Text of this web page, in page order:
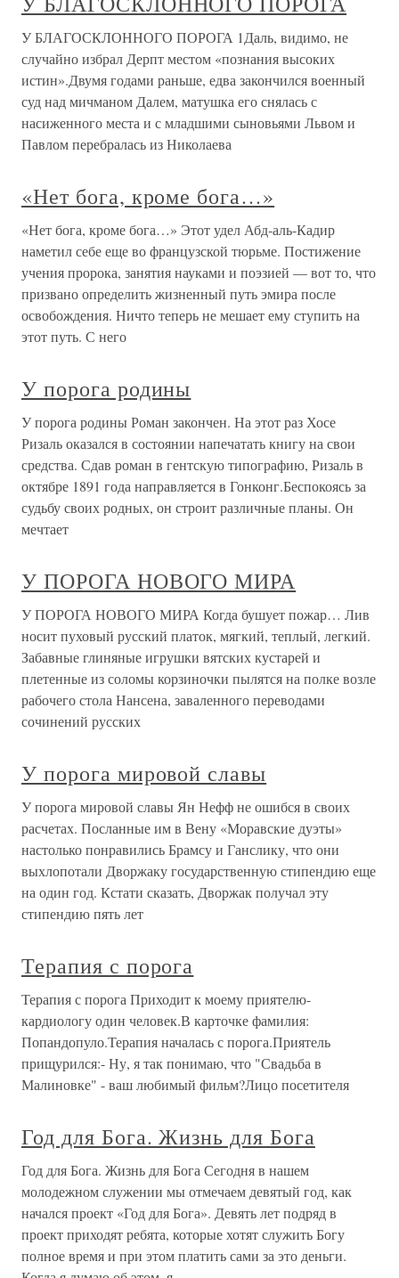
У БЛАГОСКЛОННОГО ПОРОГА 1Даль, видимо, не
случайно избрал Дерпт местом «познания высоких
истин».Двумя годами раньше, едва закончился военный
суд над мичманом Далем, матушка его снялась с
насиженного места и с младшими сыновьями Львом и
Павлом перебралась из Николаева
«Нет бога, кроме бога…»
«Нет бога, кроме бога…» Этот удел Абд-аль-Кадир
наметил себе еще во французской тюрьме. Постижение
учения пророка, занятия науками и поэзией — вот то, что
призвано определить жизненный путь эмира после
освобождения. Ничто теперь не мешает ему ступить на
этот путь. С него
У порога родины
У порога родины Роман закончен. На этот раз Хосе
Ризаль оказался в состоянии напечатать книгу на свои
средства. Сдав роман в гентскую типографию, Ризаль в
октябре 1891 года направляется в Гонконг.Беспокоясь за
судьбу своих родных, он строит различные планы. Он
мечтает
У ПОРОГА НОВОГО МИРА
У ПОРОГА НОВОГО МИРА Когда бушует пожар… Лив
носит пуховый русский платок, мягкий, теплый, легкий.
Забавные глиняные игрушки вятских кустарей и
плетенные из соломы корзиночки пылятся на полке возле
рабочего стола Нансена, заваленного переводами
сочинений русских
У порога мировой славы
У порога мировой славы Ян Нефф не ошибся в своих
расчетах. Посланные им в Вену «Моравские дуэты»
настолько понравились Брамсу и Ганслику, что они
выхлопотали Дворжаку государственную стипендию еще
на один год. Кстати сказать, Дворжак получал эту
стипендию пять лет
Терапия с порога
Терапия с порога Приходит к моему приятелю-
кардиологу один человек.В карточке фамилия:
Попандопуло.Терапия началась с порога.Приятель
прищурился:- Ну, я так понимаю, что "Свадьба в
Малиновке" - ваш любимый фильм?Лицо посетителя
Год для Бога. Жизнь для Бога
Год для Бога. Жизнь для Бога Сегодня в нашем
молодежном служении мы отмечаем девятый год, как
начался проект «Год для Бога». Девять лет подряд в
проект приходят ребята, которые хотят служить Богу
полное время и при этом платить сами за это деньги.